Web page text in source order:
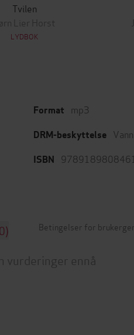
Tvilen
Lier Horst
LYDBOK
Format mp3
DRM-beskyttelse
ISBN 9789189808461
Betingelser for
vurderinger ennå